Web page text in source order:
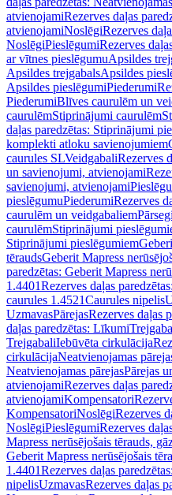
atvienojamiRezerves daļas
atvienojamiNoslēgiRezerves
NoslēgiPieslēgumiRezerves
ar vītnes pieslēgumuApsildes
Apsildes trejgabalsApsildes
Apsildes pieslēgumiPiederumi
PiederumiBlīves caurulēm un
caurulēmStiprinājumi caurulēm
daļas paredzētas: Stiprinājumi
komplekti atloku savienojumiem
caurules SLVeidgabaliRezerves
un savienojumi, atvienojami
savienojumi, atvienojami
pieslēgumuPiederumiRezerves
caurulēm un veidgabaliem
caurulēmStiprinājumi
Stiprinājumi pieslēgumiem
tēraudsGeberit Mapress
paredzētas: Geberit Mapress
1.4401Rezerves daļas
caurules 1.4521Caurules nipelis
UzmavasPārejasRezerves daļas
daļas paredzētas: Līkumi
TrejgabaliIebūvēta cirkulācija
cirkulācijaNeatvienojamas
Neatvienojamas pārejasPārejas
atvienojamiRezerves daļas
atvienojamiKompensatori
KompensatoriNoslēgiRezerves
NoslēgiPieslēgumiRezerves
Mapress nerūsējošais tērauds,
Geberit Mapress nerūsējošais
1.4401Rezerves daļas
nipelisUzmavasRezerves daļas